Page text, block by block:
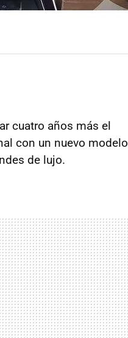
cuatro años más el
con un nuevo modelo
de lujo.